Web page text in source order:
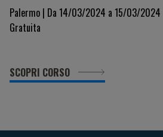
PERSPECTIVE
Palermo | Da 14/03/2024 a 15/03/2024
Gratuita
SCOPRI CORSO